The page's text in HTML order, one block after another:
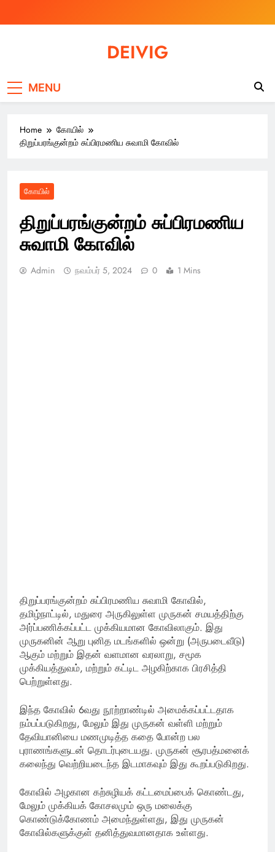
DEIVIG
MENU
Home
கோயில்
திறுப்பரங்குன்றம் சுப்பிரமணிய சுவாமி கோவில்
கோயில்
திறுப்பரங்குன்றம் சுப்பிரமணிய
சுவாமி கோவில்
Admin நவம்பர் 5, 2024 0 1 Mins
திறுப்பரங்குன்றம் சுப்பிரமணிய சுவாமி கோவில்,
தமிழ்நாட்டில், மதுரை அருகிலுள்ள முருகன் சமயத்திற்கு
அர்ப்பணிக்கப்பட்ட முக்கியமான கோவிலாகும். இது
முருகனின் ஆறு புனித மடங்களில் ஒன்று (அருபடைவீடு)
ஆகும் மற்றும் இதன் வளமான வரலாறு, சமூக
முக்கியத்துவம், மற்றும் கட்டிட அழகிற்காக பிரசித்தி
பெற்றுள்ளது.
இந்த கோவில் 6வது நூற்றாண்டில் அமைக்கப்பட்டதாக
நம்பப்படுகிறது, மேலும் இது முருகன் வள்ளி மற்றும்
தேவியானியை மணமுடித்த கதை போன்ற பல
புராணங்களுடன் தொடர்புடையது. முருகன் சூரபத்மனைக்
கலைந்து வெற்றியடைந்த இடமாகவும் இது கூறப்படுகிறது.
கோவில் அழகான கற்சுழியக் கட்டமைப்பைக் கொண்டது,
மேலும் முக்கியக் கோசலமும் ஒரு மலைக்கு
கொண்டுக்கோணம் அமைந்துள்ளது, இது முருகன்
கோவில்களுக்குள் தனித்துவமானதாக உள்ளது.